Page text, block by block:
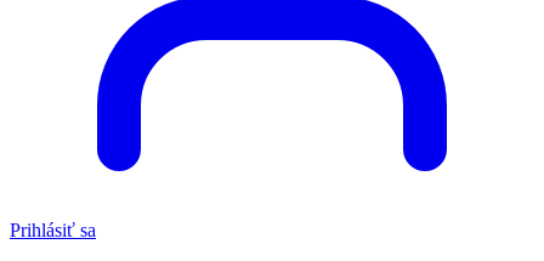
Prihlásiť sa